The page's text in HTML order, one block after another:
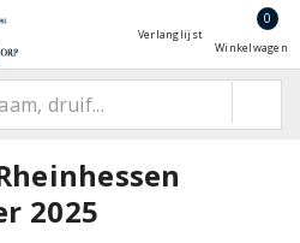
Verlanglijst
0
Winkelwagen
2025